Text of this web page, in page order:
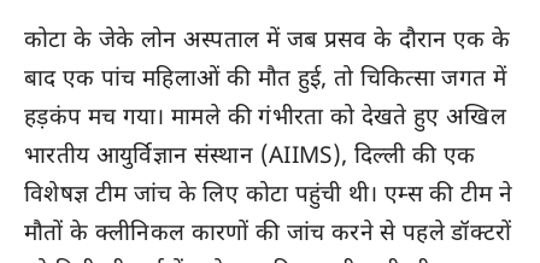
कोटा के जेके लोन अस्पताल में जब प्रसव के दौरान एक के
बाद एक पांच महिलाओं की मौत हुई, तो चिकित्सा जगत में
हड़कंप मच गया। मामले की गंभीरता को देखते हुए अखिल
भारतीय आयुर्विज्ञान संस्थान (AIIMS), दिल्ली की एक
विशेषज्ञ टीम जांच के लिए कोटा पहुंची थी। एम्स की टीम ने
मौतों के क्लीनिकल कारणों की जांच करने से पहले डॉक्टरों